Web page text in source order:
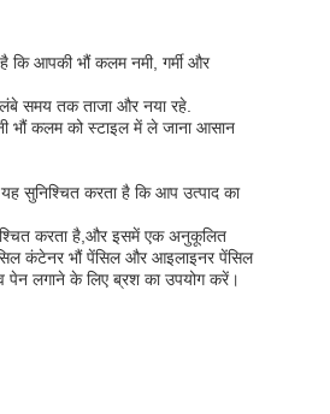
है कि आपकी भौं कलम नमी, गर्मी और
लंबे समय तक ताजा और नया रहे.
कलम को स्टाइल में ले जाना आसान
सुनिश्चित करता है कि आप उत्पाद का
करता है,और इसमें एक अनुकूलित
कंटेनर भौं पेंसिल और आइलाइनर पेंसिल
पेन लगाने के लिए ब्रश का उपयोग करें।